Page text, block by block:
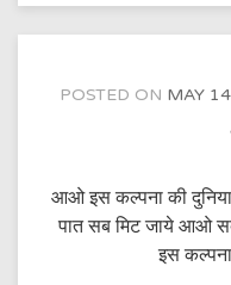
POSTED ON MAY
आओ इस कल्पना की
पात सब मिट जाये आओ
इस